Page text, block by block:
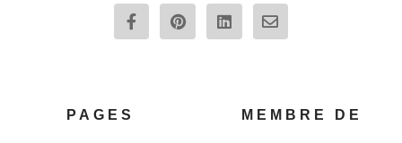
F
a
c
P
i
n
L
i
n
E
n
v
p
e
PAGES MEMBRE DE